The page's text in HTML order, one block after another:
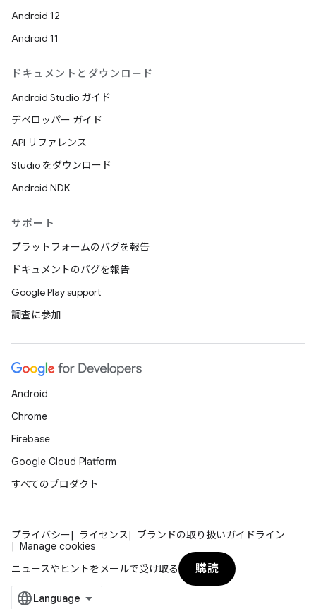
Android 12
Android 11
ドキュメントとダウンロード
Android Studio ガイド
デベロッパー ガイド
API リファレンス
Studio をダウンロード
Android NDK
サポート
プラットフォームのバグを報告
ドキュメントのバグを報告
Google Play support
調査に参加
Android
Chrome
Firebase
Google Cloud Platform
すべてのプロダクト
プライバシー ライセンス
ブランドの取り扱いガイドライン
Manage cookies
ニュースやヒントをメールで受け取る
購読